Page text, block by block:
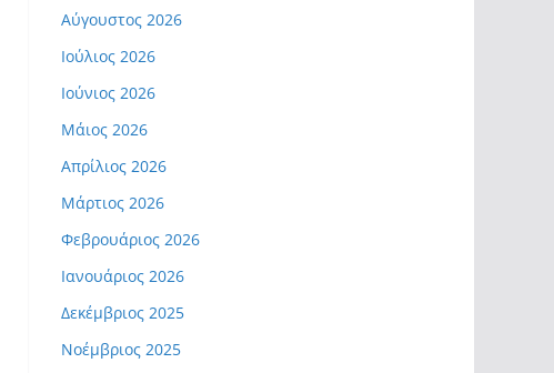
Αύγουστος 2026
Ιούλιος 2026
Ιούνιος 2026
Μάιος 2026
Απρίλιος 2026
Μάρτιος 2026
Φεβρουάριος 2026
Ιανουάριος 2026
Δεκέμβριος 2025
Νοέμβριος 2025